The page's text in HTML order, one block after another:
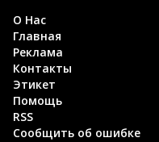
О Нас
Главная
Реклама
Контакты
Этикет
Помощь
RSS
Сообщить об ошибке